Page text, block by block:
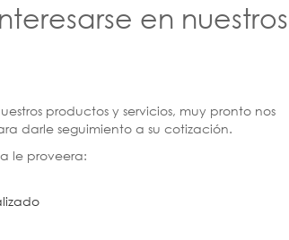
en nuestros
productos y servicios, muy pronto nos
darle seguimiento a su cotización.
le proveera: